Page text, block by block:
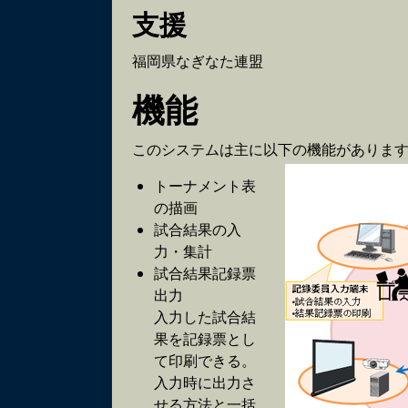
支援
福岡県なぎなた連盟
機能
このシステムは主に以下の機能がありま
トーナメント表
の描画
試合結果の入
力・集計
試合結果記録票
出力
入力した試合結
果を記録票とし
て印刷できる。
入力時に出力さ